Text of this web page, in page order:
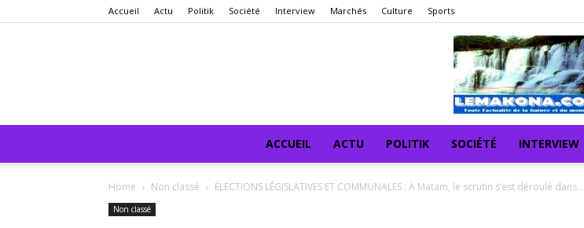
Accueil Actu Politik Société Interview Marchés Culture Sports
ACCUEIL ACTU POLITIK SOCIÉTÉ INTERVIEW
Home Non classé ÉLECTIONS LÉGISLATIVES ET COMMUNALES : À Matam, le scrutin s’est déroulé dans...
Non classé